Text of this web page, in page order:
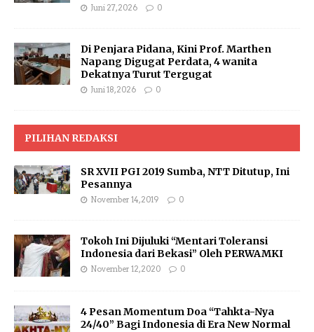
Juni 27, 2026 0
Di Penjara Pidana, Kini Prof. Marthen
Napang Digugat Perdata, 4 wanita
Dekatnya Turut Tergugat
Juni 18, 2026 0
PILIHAN REDAKSI
SR XVII PGI 2019 Sumba, NTT Ditutup, Ini
Pesannya
November 14, 2019 0
Tokoh Ini Dijuluki “Mentari Toleransi
Indonesia dari Bekasi” Oleh PERWAMKI
November 12, 2020 0
4 Pesan Momentum Doa “Tahkta-Nya
24/40” Bagi Indonesia di Era New Normal